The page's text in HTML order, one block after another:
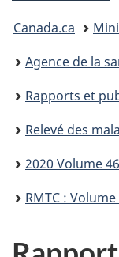
Vous
êtes
ici :
Canada.ca
Agence de la
Rapports et
Relevé des
2020 Volume 46 -
RMTC : Volume 46